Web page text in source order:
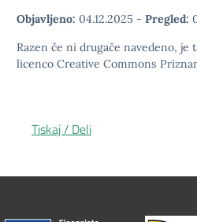
Objavljeno: 04.12.2025 - Pregled:
Razen če ni drugače navedeno, je
licenco Creative Commons
Tiskaj / Deli